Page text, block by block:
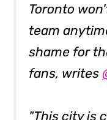
Toronto
team
shame for
fans, writes
"This city is